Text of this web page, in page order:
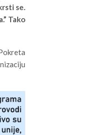
se.
Tako